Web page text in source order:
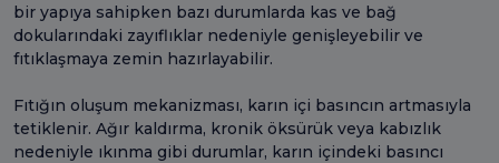
bir yapıya sahipken bazı durumlarda kas ve bağ
dokularındaki zayıflıklar nedeniyle genişleyebilir ve
fıtıklaşmaya zemin hazırlayabilir.
Fıtığın oluşum mekanizması, karın içi basıncın artmasıyla
tetiklenir. Ağır kaldırma, kronik öksürük veya kabızlık
nedeniyle ıkınma gibi durumlar, karın içindeki basıncı